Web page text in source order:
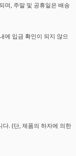
며, 주말 및 공휴일은 배송
에 입금 확인이 되지 않으
. (단, 제품의 하자에 의한